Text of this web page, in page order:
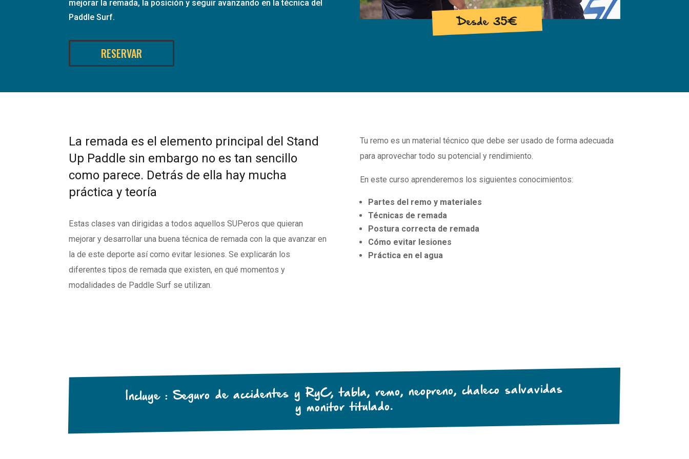
mejorar la remada, la posición y seguir avanzando en la técnica del
Paddle Surf.
RESERVAR
La remada es el elemento principal del Stand
Up Paddle sin embargo no es tan sencillo
como parece. Detrás de ella hay mucha
práctica y teoría
Estas clases van dirigidas a todos aquellos SUPeros que quieran
mejorar y desarrollar una buena técnica de remada con la que avanzar en
la de este deporte así como evitar lesiones. Se explicarán los
diferentes tipos de remada que existen, en qué momentos y
modalidades de Paddle Surf se utilizan.
Tu remo es un material técnico que debe ser usado de forma adecuada
para aprovechar todo su potencial y rendimiento.
En este curso aprenderemos los siguientes conocimientos:
Partes del remo y materiales
Técnicas de remada
Postura correcta de remada
Cómo evitar lesiones
Práctica en el agua
Incluye : Seguro de accidentes y RyC, tabla, remo, neopreno, chaleco salvavidas
y monitor titulado.